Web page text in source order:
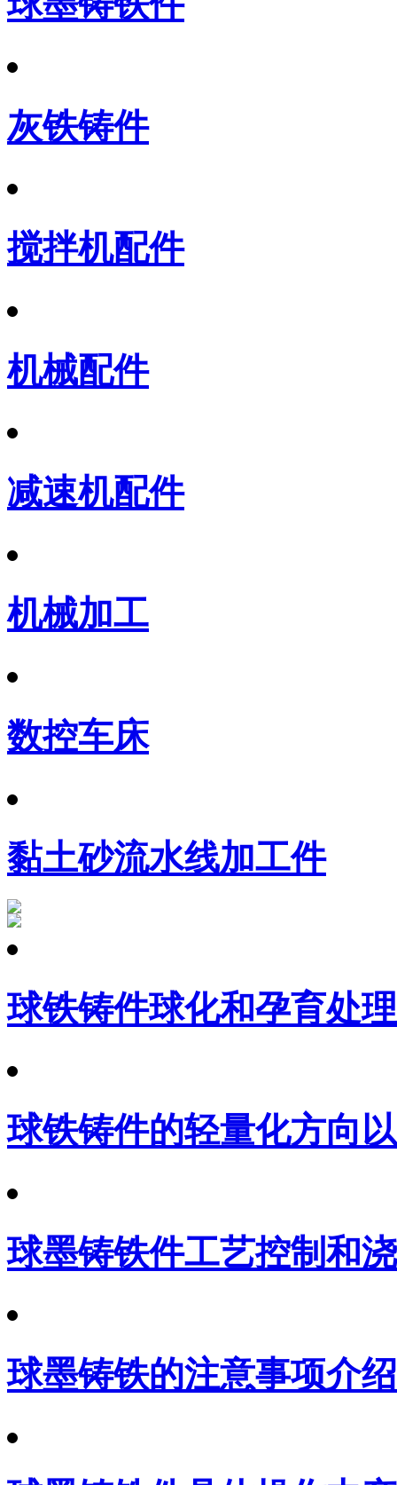
灰铁铸件
搅拌机配件
机械配件
减速机配件
机械加工
数控车床
黏土砂流水线加工件
球铁铸件球化和孕育处
球铁铸件的轻量化方向
球墨铸铁件工艺控制和
球墨铸铁的注意事项介